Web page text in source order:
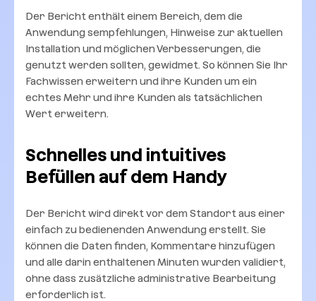
Der Bericht enthält einem Bereich, dem die
Anwendung sempfehlungen, Hinweise zur aktuellen
Installation und möglichen Verbesserungen, die
genutzt werden sollten, gewidmet. So können Sie Ihr
Fachwissen erweitern und ihre Kunden um ein
echtes Mehr und ihre Kunden als tatsächlichen
Wert erweitern.
Schnelles und intuitives
Befüllen auf dem Handy
Der Bericht wird direkt vor dem Standort aus einer
einfach zu bedienenden Anwendung erstellt. Sie
können die Daten finden, Kommentare hinzufügen
und alle darin enthaltenen Minuten wurden validiert,
ohne dass zusätzliche administrative Bearbeitung
erforderlich ist.